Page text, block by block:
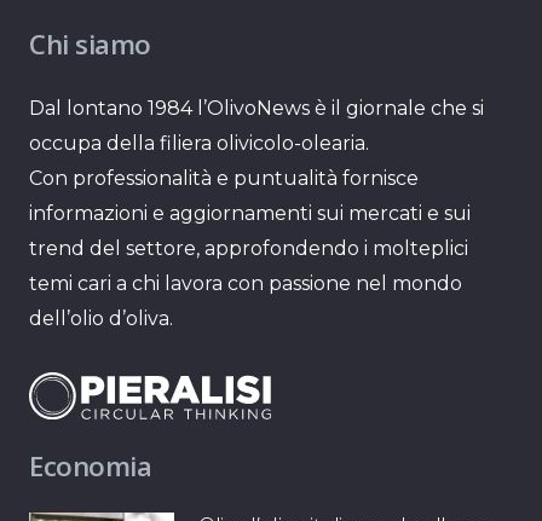
Chi siamo
Dal lontano 1984 l’OlivoNews è il giornale che si
occupa della filiera olivicolo-olearia.
Con professionalità e puntualità fornisce
informazioni e aggiornamenti sui mercati e sui
trend del settore, approfondendo i molteplici
temi cari a chi lavora con passione nel mondo
dell’olio d’oliva.
Economia